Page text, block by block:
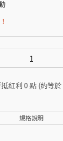
紅利 0 點 (約等於
規格說明